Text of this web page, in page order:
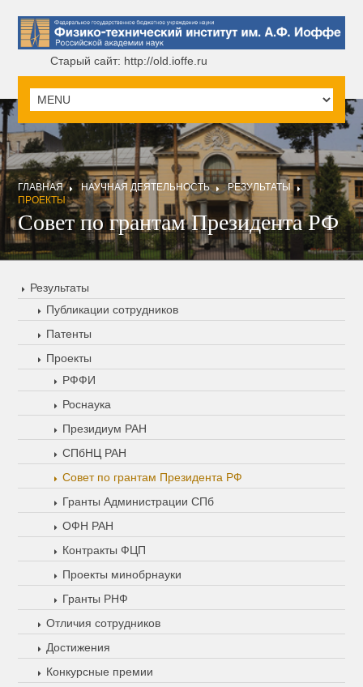
Старый сайт: http://old.ioffe.ru
ГЛАВНАЯ НАУЧНАЯ ДЕЯТЕЛЬНОСТЬ
РЕЗУЛЬТАТЫ
ПРОЕКТЫ
Совет по грантам Президента РФ
Результаты
Публикации сотрудников
Патенты
Проекты
РФФИ
Роснаука
Президиум РАН
СПбНЦ РАН
Совет по грантам Президента РФ
Гранты Администрации СПб
ОФН РАН
Контракты ФЦП
Проекты минобрнауки
Гранты РНФ
Отличия сотрудников
Достижения
Конкурсные премии